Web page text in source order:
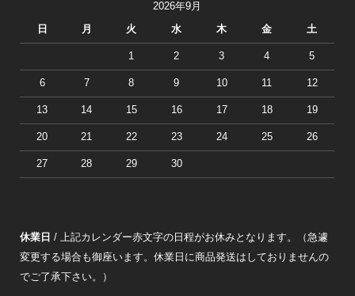
2026年9月
日 月 火 水 木 金 土
1 2 3 4 5
6 7 8 9 10 11 12
13 14 15 16 17 18 19
20 21 22 23 24 25 26
27 28 29 30
休業日 / 上記カレンダー赤文字の日程がお休みとなります。（急遽
変更する場合も御座います。休業日に商品発送はしておりませんの
でご了承下さい。）